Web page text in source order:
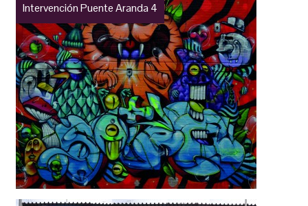
Intervención Puente Aranda 4